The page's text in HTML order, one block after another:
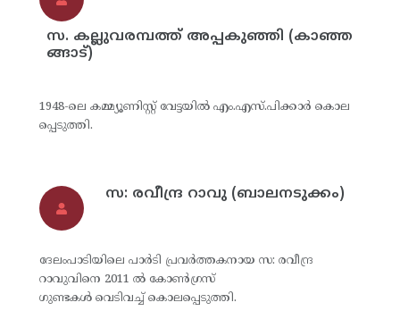
സ. കല്ലുവരമ്പത്ത് അപ്പകുഞ്ഞി (കാഞ്ഞ
ങ്ങാട്)
1948-ലെ കമ്മ്യൂണിസ്റ്റ് വേട്ടയില്‍ എം.എസ്.പിക്കാര്‍ കൊല
പ്പെടുത്തി.
സ: രവീന്ദ്ര റാവു (ബാലനടുക്കം)
ദേലംപാടിയിലെ പാര്‍ടി പ്രവര്‍ത്തകനായ സ: രവീന്ദ്ര
റാവുവിനെ 2011 ല്‍ കോണ്‍ഗ്രസ്
ഗുണ്ടകള്‍ വെടിവച്ച് കൊലപ്പെടുത്തി.